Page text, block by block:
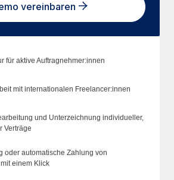
vereinbaren
für aktive Auftragnehmer:innen
mit internationalen Freelancer:innen
und Unterzeichnung individueller,
Verträge
oder automatische Zahlung von
einem Klick